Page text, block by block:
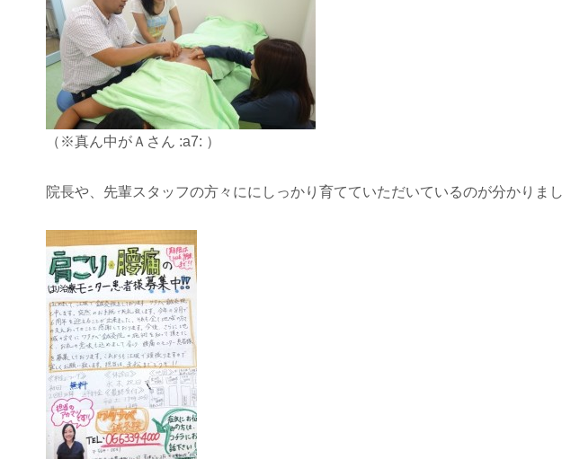
（※真ん中がＡさん :a7: ）
院長や、先輩スタッフの方々ににしっかり育てていただいているのが分かりま